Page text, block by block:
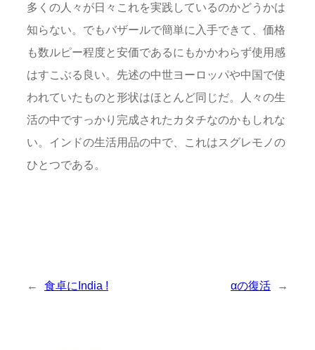
多くの人々が日々これを実践しているのかどうかは
知らない。でもバザールで簡単に入手できて、価格
も数ルピー程度と安価であるにもかかわらず使用感
はすこぶる良い。先述の中世ヨーロッパや中国で使
われていたものと形状はほとんど同じだ。人々の生
活の中ですっかり完成されたカタチなのかもしれな
い。インドの生活用品の中で、これはスグレモノの
ひとつである。
← 食卓にIndia ! αの復活 →